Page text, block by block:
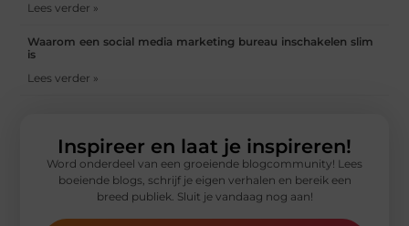
Lees verder »
Waarom een social media marketing bureau inschakelen slim
is
Lees verder »
Inspireer en laat je inspireren!
Word onderdeel van een groeiende blogcommunity! Lees
boeiende blogs, schrijf je eigen verhalen en bereik een
breed publiek. Sluit je vandaag nog aan!